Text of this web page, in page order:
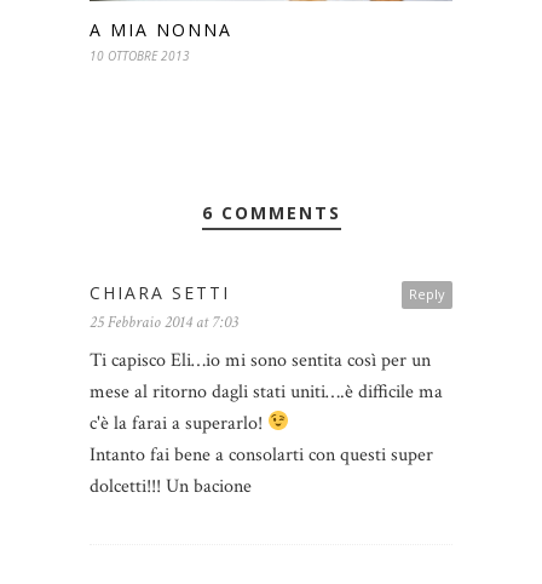
A MIA NONNA
10 OTTOBRE 2013
6 COMMENTS
Reply
CHIARA SETTI
25 Febbraio 2014 at 7:03
Ti capisco Eli…io mi sono sentita così per un
mese al ritorno dagli stati uniti….è difficile ma
c'è la farai a superarlo!
Intanto fai bene a consolarti con questi super
dolcetti!!! Un bacione